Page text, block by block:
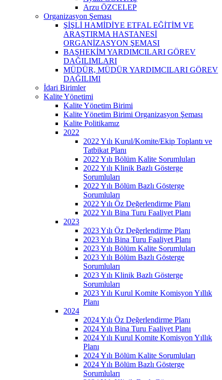
Arzu ÖZCELEP
Organizasyon Şeması
ŞİŞLİ HAMİDİYE ETFAL EĞİTİM VE
ARAŞTIRMA HASTANESİ
ORGANİZASYON ŞEMASI
BAŞHEKİM YARDIMCILARI GÖREV
DAĞILIMLARI
MÜDÜR, MÜDÜR YARDIMCILARI GÖREV
DAĞILIMI
İdari Birimler
Kalite Yönetimi
Kalite Yönetim Birimi
Kalite Yönetim Birimi Organizasyon Şeması
Kalite Politikamız
2022
2022 Yılı Kurul/Komite/Ekip Toplantı ve
Tatbikat Planı
2022 Yılı Bölüm Kalite Sorumluları
2022 Yılı Klinik Bazlı Gösterge
Sorumluları
2022 Yılı Bölüm Bazlı Gösterge
Sorumluları
2022 Yılı Öz Değerlendirme Planı
2022 Yılı Bina Turu Faaliyet Planı
2023
2023 Yılı Öz Değerlendirme Planı
2023 Yılı Bina Turu Faaliyet Planı
2023 Yılı Bölüm Kalite Sorumluları
2023 Yılı Bölüm Bazlı Gösterge
Sorumluları
2023 Yılı Klinik Bazlı Gösterge
Sorumluları
2023 Yılı Kurul Komite Komisyon Yıllık
Planı
2024
2024 Yılı Öz Değerlendirme Planı
2024 Yılı Bina Turu Faaliyet Planı
2024 Yılı Kurul Komite Komisyon Yıllık
Planı
2024 Yılı Bölüm Kalite Sorumluları
2024 Yılı Bölüm Bazlı Gösterge
Sorumluları